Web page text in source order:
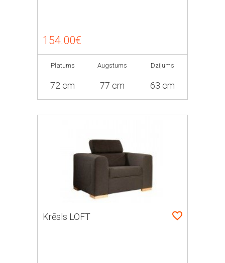
154.00€
Platums
72 cm
Augstums
77 cm
Dziļums
63 cm
Krēsls LOFT